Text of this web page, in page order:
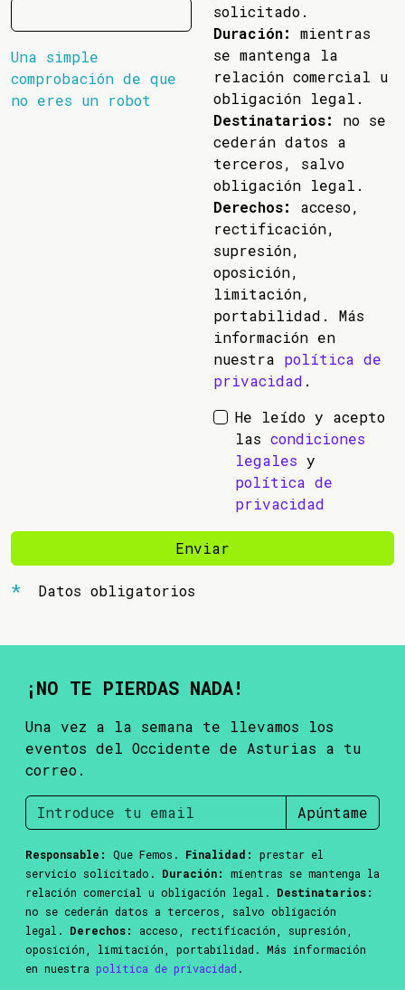
Una simple
comprobación de que
no eres un robot
solicitado.
Duración:
mientras
se mantenga la
relación comercial u
obligación legal.
Destinatarios:
no se
cederán datos a
terceros, salvo
obligación legal.
Derechos:
acceso,
rectificación,
supresión,
oposición,
limitación,
portabilidad. Más
información en
nuestra política de
privacidad .
He leído y acepto
las condiciones
legales y
política de
privacidad
Enviar
Datos obligatorios
¡NO TE PIERDAS NADA!
Una vez a la semana te llevamos los
eventos del Occidente de Asturias a tu
correo.
Apúntame
Responsable: Que Femos. Finalidad:
prestar el
servicio solicitado. Duración:
mientras se mantenga la
relación comercial u obligación legal. Destinatarios:
no se cederán datos a terceros, salvo obligación
legal. Derechos:
acceso, rectificación, supresión,
oposición, limitación, portabilidad. Más información
en nuestra política de privacidad .